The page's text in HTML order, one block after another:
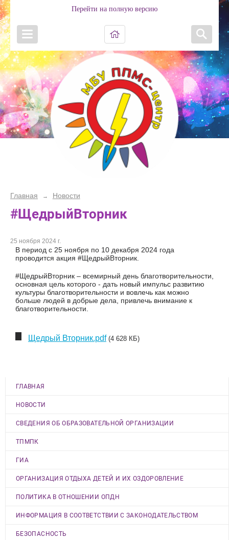
Перейти на полную версию
Главная → Новости
#ЩедрыйВторник
25 ноября 2024 г.
В период с 25 ноября по 10 декабря 2024 года
проводится акция #ЩедрыйВторник.
#ЩедрыйВторник – всемирный день благотворительности,
основная цель которого - дать новый импульс развитию
культуры благотворительности и вовлечь как можно
больше людей в добрые дела, привлечь внимание к
благотворительности.
Щедрый Вторник.pdf (4 628 КБ)
ГЛАВНАЯ
НОВОСТИ
СВЕДЕНИЯ ОБ ОБРАЗОВАТЕЛЬНОЙ ОРГАНИЗАЦИИ
ТПМПК
ГИА
ОРГАНИЗАЦИЯ ОТДЫХА ДЕТЕЙ И ИХ ОЗДОРОВЛЕНИЕ
ПОЛИТИКА В ОТНОШЕНИИ ОПДН
ИНФОРМАЦИЯ В СООТВЕТСТВИИ С ЗАКОНОДАТЕЛЬСТВОМ
БЕЗОПАСНОСТЬ